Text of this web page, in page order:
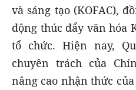
và sáng tạo (KOFAC),
động thúc đẩy văn hóa
tổ chức. Hiện nay,
chuyên trách của
nâng cao nhận thức